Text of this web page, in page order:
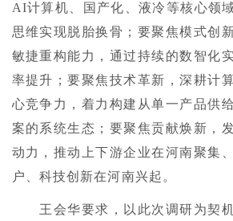
AI计算机、国产化、液冷等核心领
思维实现脱胎换骨；要聚焦模式创
敏捷重构能力，通过持续的数智化
率提升；要聚焦技术革新，深耕计
心竞争力，着力构建从单一产品供
案的系统生态；要聚焦贡献焕新，
动力，推动上下游企业在河南聚集
户、科技创新在河南兴起。
王会华要求，以此次调研为契机